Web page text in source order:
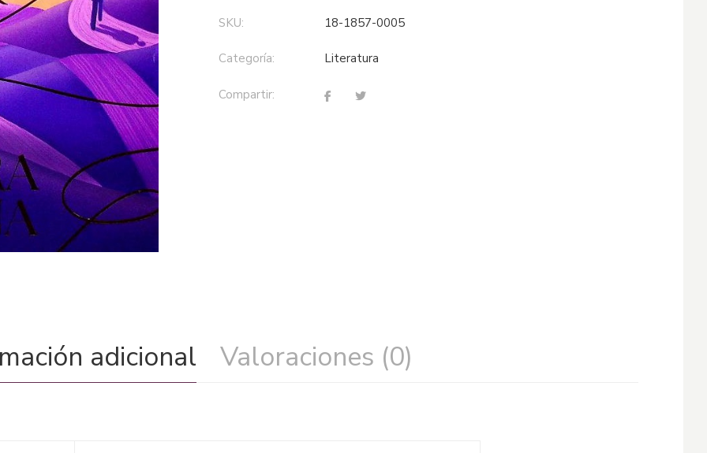
SKU: 18-1857-0005
Categoría: literatura
Compartir:
adicional Valoraciones (0)